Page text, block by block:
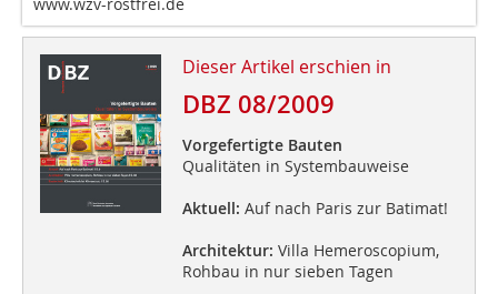
www.wzv-rostfrei.de
Dieser Artikel erschien in
DBZ 08/2009
Vorgefertigte Bauten
Qualitäten in Systembauweise
Aktuell: Auf nach Paris zur Batimat!
Architektur: Villa Hemeroscopium,
Rohbau in nur sieben Tagen